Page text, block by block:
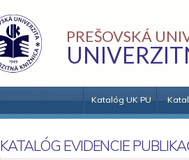
PREŠOVSKÁ
Katalóg UK PU
KATALÓG EVIDENCIE